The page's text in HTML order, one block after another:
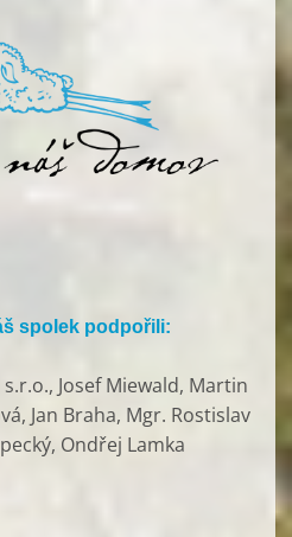
spolek podpořili:
Josef Miewald, Martin
Jan Braha, Mgr. Rostislav
Ondřej Lamka